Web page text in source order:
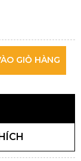
GIỎ HÀNG